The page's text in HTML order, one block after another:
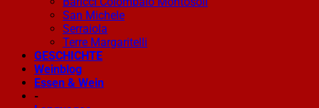
San Michele
Serraiola
Terre Margaritelli
GESCHICHTE
Weinblog
Essen & Wein
-